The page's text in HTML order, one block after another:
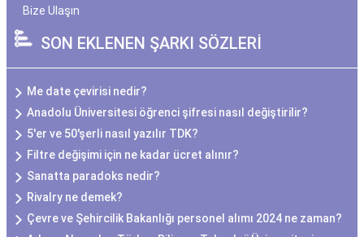
Bize Ulaşın
SON EKLENEN ŞARKI SÖZLERİ
Me date çevirisi nedir?
Anadolu Üniversitesi öğrenci şifresi nasıl değiştirilir?
5'er ve 50'şerli nasıl yazılır TDK?
Filtre değişimi için ne kadar ücret alınır?
Sanatta paradoks nedir?
Rivalry ne demek?
Çevre ve Şehircilik Bakanlığı personel alımı 2024 ne zaman?